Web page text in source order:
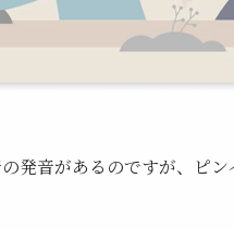
発音があるのですが、ピ